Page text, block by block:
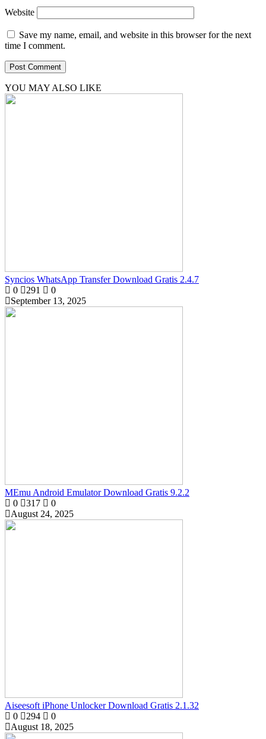
Website
Save my name, email, and website in this browser for the next
time I comment.
YOU MAY ALSO LIKE
Syncios WhatsApp Transfer Download Gratis 2.4.7
0
291
0
September 13, 2025
MEmu Android Emulator Download Gratis 9.2.2
0
317
0
August 24, 2025
Aiseesoft iPhone Unlocker Download Gratis 2.1.32
0
294
0
August 18, 2025